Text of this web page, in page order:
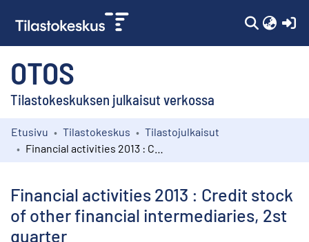
OTOS
Tilastokeskuksen julkaisut verkossa
Kokoelmat
Etusivu Tilastokeskus
Tilastojulkaisut
Financial activities 2013 : Credit stock
of other financial intermediaries, 2st
quarter